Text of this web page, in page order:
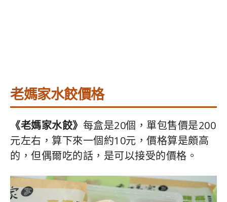
老媽家水餃價格
《老媽家水餃》 每盒是20個，單包售價是200
元左右，算下來一個約10元，價格算是頗高
的，但偶爾吃的話，是可以接受的價格。